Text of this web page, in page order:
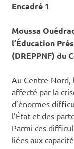
Encadré 1
Moussa
l’Éducation
(DREPPNF) du
Au Centre-Nord,
affecté par la
d’énormes
l’État et des
Parmi ces
liées aux